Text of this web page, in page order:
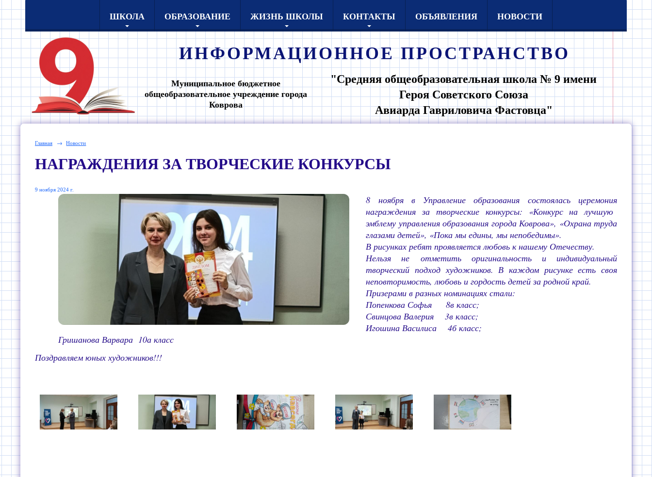
ШКОЛА ОБРАЗОВАНИЕ ЖИЗНЬ ШКОЛЫ КОНТАКТЫ ОБЪЯВЛЕНИЯ НОВОСТИ
ИНФОРМАЦИОННОЕ ПРОСТРАНСТВО
Муниципальное бюджетное
общеобразовательное учреждение города
Коврова
"Средняя общеобразовательная школа № 9 имени
Героя Советского Союза
Авиарда Гавриловича Фастовца"
Главная → Новости
НАГРАЖДЕНИЯ ЗА ТВОРЧЕСКИЕ КОНКУРСЫ
9 ноября 2024 г.
8 ноября в Управление образования состоялась церемония
награждения за творческие конкурсы: «Конкурс на лучшую
эмблему управления образования города Коврова», «Охрана труда
глазами детей», «Пока мы едины, мы непобедимы».
В рисунках ребят проявляется любовь к нашему Отечеству.
Нельзя не
отметить оригинальность и индивидуальный
творческий подход художников. В каждом рисунке есть своя
неповторимость, любовь и гордость детей за родной край.
Призерами в разных номинациях стали:
Попенкова Софья 8в класс;
Свинцова Валерия 3в класс;
Игошина Василиса 4б класс;
Гришанова Варвара 10а класс
Поздравляем юных художников!!!